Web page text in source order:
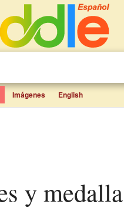
Imágenes English